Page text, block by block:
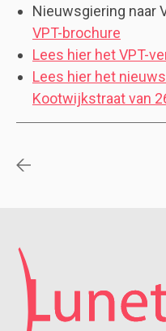
Nieuwsgiering naar
VPT-brochure
Lees hier het VPT-
Lees hier het
Kootwijkstraat van